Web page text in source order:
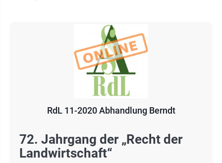
RdL 11-2020 Abhandlung Berndt
72. Jahrgang der „Recht der
Landwirtschaft“